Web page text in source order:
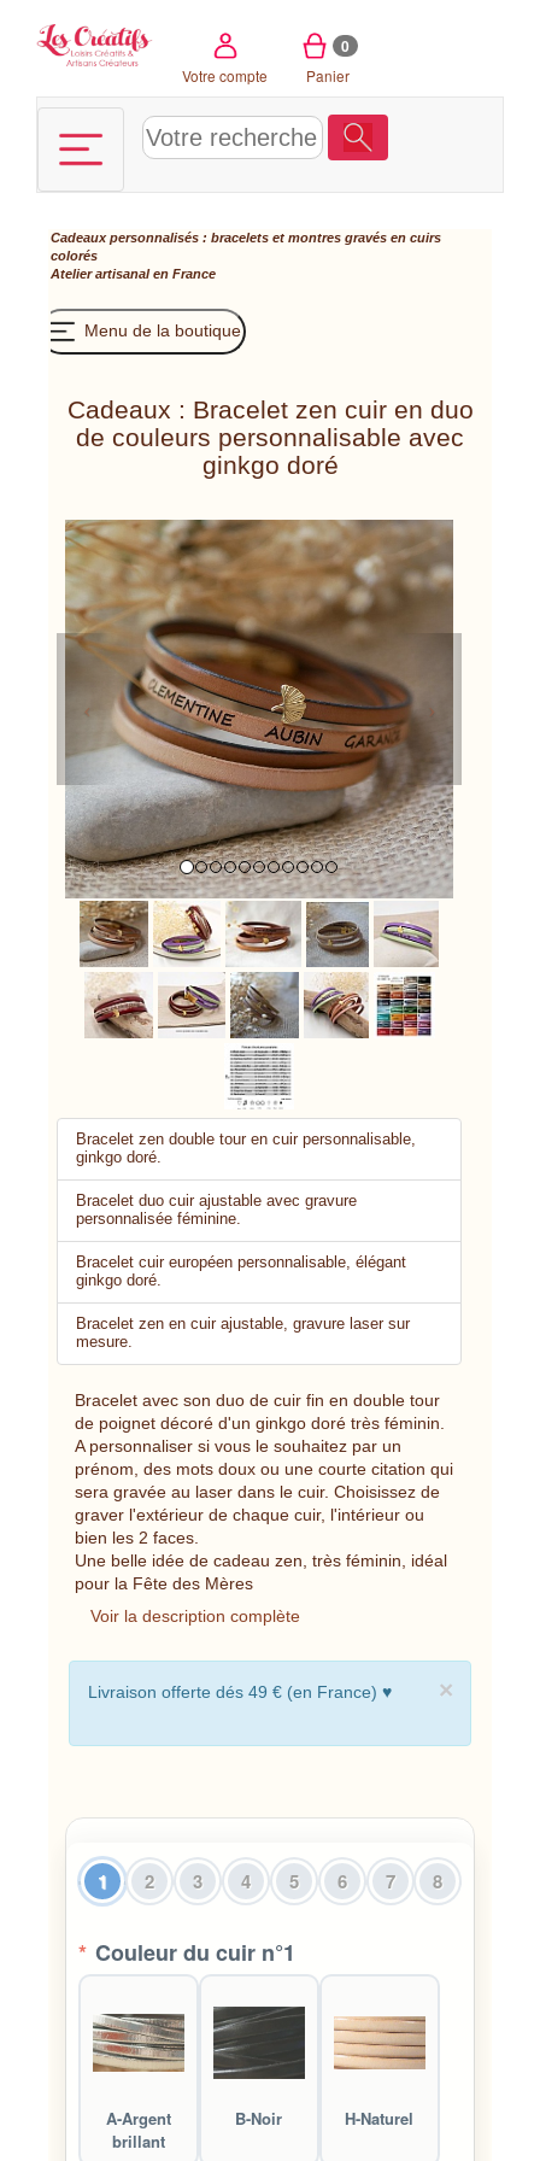
Votre compte
0
Panier
Cadeaux personnalisés : bracelets et montres gravés en cuirs
colorés
Atelier artisanal en France
Menu de la boutique
Cadeaux : Bracelet zen cuir en duo
de couleurs personnalisable avec
ginkgo doré
Previous
Bracelet zen double tour en cuir personnalisable,
ginkgo doré.
Bracelet duo cuir ajustable avec gravure
personnalisée féminine.
Bracelet cuir européen personnalisable, élégant
ginkgo doré.
Bracelet zen en cuir ajustable, gravure laser sur
mesure.
Bracelet avec son duo de cuir fin en double tour
de poignet décoré d'un ginkgo doré très féminin.
A personnaliser si vous le souhaitez par un
prénom, des mots doux ou une courte citation qui
sera gravée au laser dans le cuir. Choisissez de
graver l'extérieur de chaque cuir, l'intérieur ou
bien les 2 faces.
Une belle idée de cadeau zen, très féminin, idéal
pour la Fête des Mères
Voir la description complète
×
Livraison offerte dés 49 € (en France) ♥
1 2 3 4 5 6 7 8
* Couleur du cuir n°1
A-Argent
brillant
B-Noir H-Naturel